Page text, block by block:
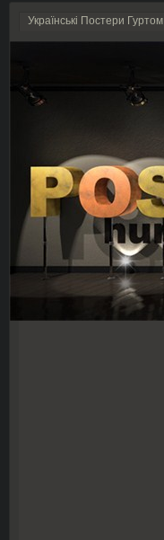
Українські Постери Гуртом